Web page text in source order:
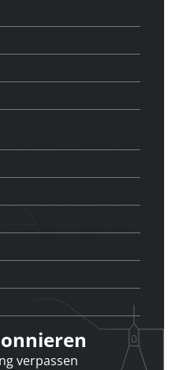
verpassen